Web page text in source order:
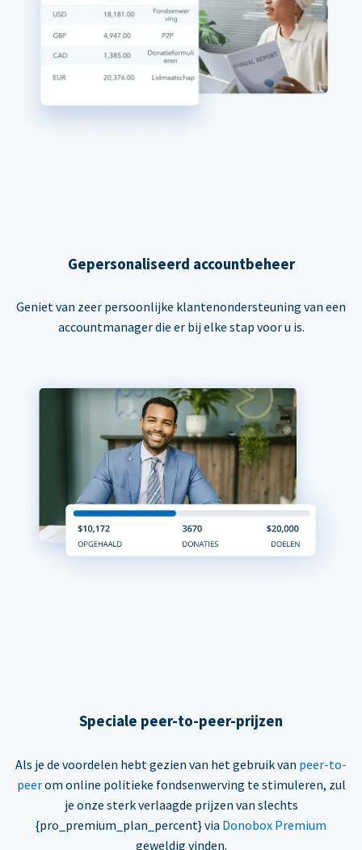
Gepersonaliseerd accountbeheer
Geniet van zeer persoonlijke klantenondersteuning van een
accountmanager die er bij elke stap voor u is.
Speciale peer-to-peer-prijzen
Als je de voordelen hebt gezien van het gebruik van peer-to-
peerom online politieke fondsenwerving te stimuleren, zul
je onze sterk verlaagde prijzen van slechts
{pro_premium_plan_percent} via Donobox Premium
geweldig vinden.